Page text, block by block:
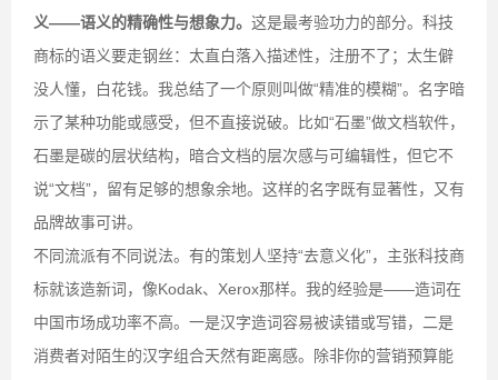
义——语义的精确性与想象力。 这是最考验功力的部分。科技
商标的语义要走钢丝：太直白落入描述性，注册不了；太生僻
没人懂，白花钱。我总结了一个原则叫做“精准的模糊”。名字暗
示了某种功能或感受，但不直接说破。比如“石墨”做文档软件，
石墨是碳的层状结构，暗合文档的层次感与可编辑性，但它不
说“文档”，留有足够的想象余地。这样的名字既有显著性，又有
品牌故事可讲。
不同流派有不同说法。有的策划人坚持“去意义化”，主张科技商
标就该造新词，像Kodak、Xerox那样。我的经验是——造词在
中国市场成功率不高。一是汉字造词容易被读错或写错，二是
消费者对陌生的汉字组合天然有距离感。除非你的营销预算能